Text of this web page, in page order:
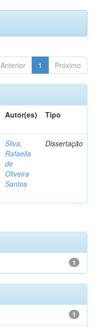
Anterior 1 Próximo
Autor(es) Tipo
Silva,
Rafaella
de
Oliveira
Santos
Dissertação
1
1